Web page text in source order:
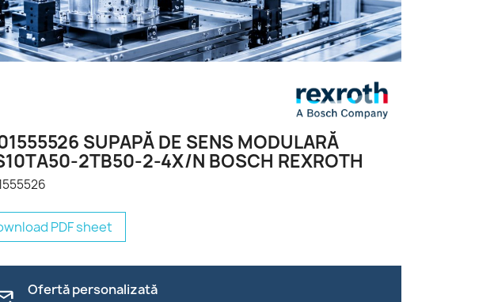
SUPAPĂ DE SENS MODULARĂ
2TB50-2-4X/N BOSCH REXROTH
PDF sheet
Ofertă personalizată